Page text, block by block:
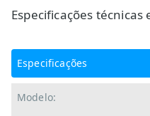
Especificações técnicas
Especificações
Modelo: